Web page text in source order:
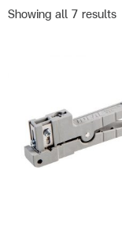
Showing all 7 results